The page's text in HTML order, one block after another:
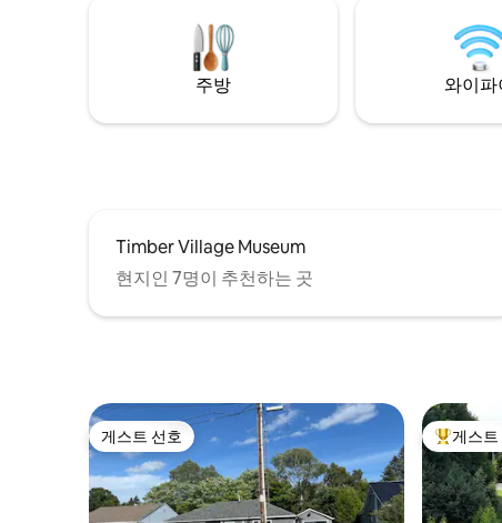
신 욕실, 간이 주방/식사 공간이 있습니다.
하는 등
하는 것
생활에 흠
주방 와이파
Timber Village Museum
현지인 7명이 추천하는 곳
게스트 선호
게스트 선호 상위 게
게스트